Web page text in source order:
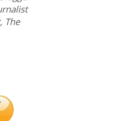
The